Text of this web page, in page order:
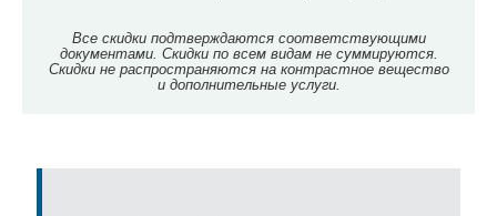
Все скидки подтверждаются соответствующими
документами. Скидки по всем видам не суммируются.
Скидки не распространяются на контрастное вещество
и дополнительные услуги.